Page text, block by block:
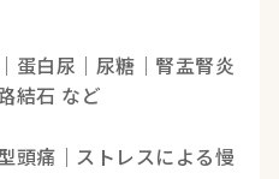
蛋白尿｜尿糖｜腎盂腎炎
結石 など
頭痛｜ストレスによる慢